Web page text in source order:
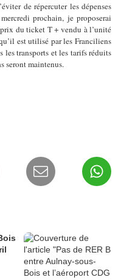
de répercuter les dépenses
prochain, je proposerai
du ticket T + vendu à l’unité
est utilisé par les Franciliens
les transports et les tarifs réduits
seront maintenus.